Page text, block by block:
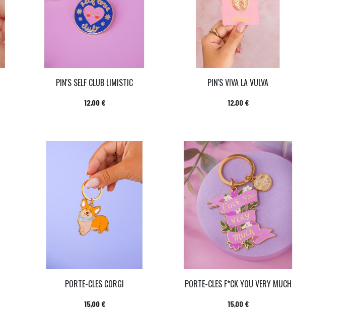
PIN'S SELF CLUB LIMISTIC
Prix
12,00 €
PIN'S VIVA LA VULVA
Prix
12,00 €
PORTE-CLES CORGI
Prix
15,00 €
PORTE-CLES F*CK YOU VERY MUCH
Prix
15,00 €